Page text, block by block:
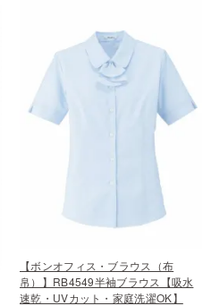
【ボンオフィス・ブラウス（布
帛）】RB4549半袖ブラウス【吸水
速乾・UVカット・家庭洗濯OK】